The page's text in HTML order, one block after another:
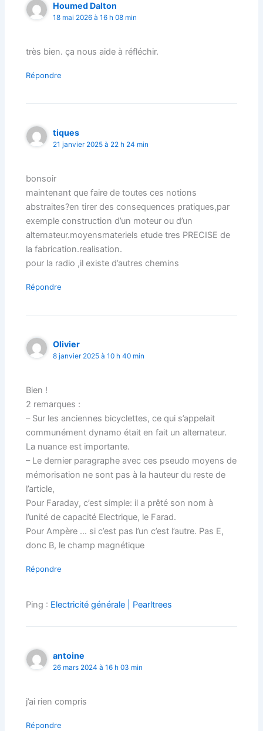
Houmed Dalton
18 mai 2026 à 16 h 08 min
très bien. ça nous aide à réfléchir.
Répondre
tiques
21 janvier 2025 à 22 h 24 min
bonsoir
maintenant que faire de toutes ces notions
abstraites?en tirer des consequences pratiques,par
exemple construction d’un moteur ou d’un
alternateur.moyensmateriels etude tres PRECISE de
la fabrication.realisation.
pour la radio ,il existe d’autres chemins
Répondre
Olivier
8 janvier 2025 à 10 h 40 min
Bien !
2 remarques :
– Sur les anciennes bicyclettes, ce qui s’appelait
communément dynamo était en fait un alternateur.
La nuance est importante.
– Le dernier paragraphe avec ces pseudo moyens de
mémorisation ne sont pas à la hauteur du reste de
l’article,
Pour Faraday, c’est simple: il a prêté son nom à
l’unité de capacité Electrique, le Farad.
Pour Ampère … si c’est pas l’un c’est l’autre. Pas E,
donc B, le champ magnétique
Répondre
Ping : Electricité générale | Pearltrees
antoine
26 mars 2024 à 16 h 03 min
j’ai rien compris
Répondre